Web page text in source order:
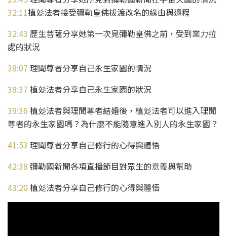
32:11植彣法者接受彌勒皇佛拔渡改名的緣由與過程
32:43 歷生菩薩分享她第一次見彌勒皇佛之前，受到業力拉
處的狀況
38:07 理聞尊者分享自己永生家園的情況
38:37 植彣法者分享自己永生家園的狀況
39:36 植彣法者與理聞尊者結婚後，植彣法者可以進入理聞
尊者的永生家園嗎？為什麼不能隨意進入別人的永生家園？
41:53 理聞尊者分享自己修行的心得與體悟
42:38 彌勒國新聞各項直播節目對眾生的意義與幫助
43:20 植彣法者分享自己修行的心得與體悟